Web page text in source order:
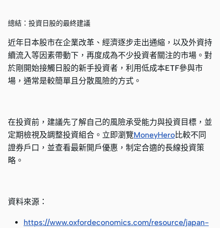
總結：投資日股的最終建議
近年日本股市在企業改革、經濟逐步走出通縮，以及外資持
續流入等因素帶動下，再度成為不少投資者關注的市場。對
於剛開始接觸日股的新手投資者，利用低成本ETF參與市
場，通常是較簡單且分散風險的方式。
在投資前，建議先了解自己的風險承受能力與投資目標，並
定期檢視及調整投資組合。立即瀏覽MoneyHero比較不同
證券戶口，並查看最新開戶優惠，制定合適的長線投資策
略。
資料來源：
https://www.oxfordeconomics.com/resource/japan-